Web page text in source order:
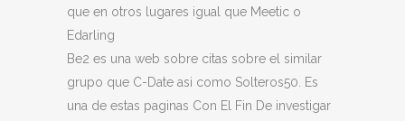
que en otros lugares igual que Meetic o
Edarling
Be2 es una web sobre citas sobre el similar
grupo que C-Date asi como Solteros50. Es
una de estas paginas Con El Fin De investigar